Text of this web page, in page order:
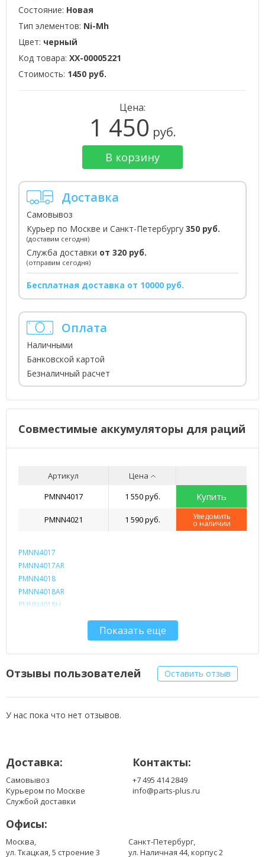
Состояние: Новая
Тип элементов: Ni-Mh
Цвет: черный
Код товара: XX-00005221
Стоимость: 1450 руб.
Цена:
1 450 руб.
В корзину
Доставка
Самовывоз
Курьер по Москве и Санкт-Петербургу 350 руб.
(доставим сегодня)
Служба доставки от 320 руб.
(отправим сегодня)
Бесплатная доставка от 10000 руб.
Оплата
Наличными
Банковской картой
Безналичный расчет
Совместимые аккумуляторы для раций
Артикул
Цена
PMNN4017
1 550 руб. Купить
PMNN4021 1 590 руб. Уведомить
о наличии
PMNN4017
PMNN4017AR
PMNN4018
PMNN4018AR
PMNN4018H
PMNN4021
PMNN4021AR
RB4017U.15M
Показать еще
Отзывы пользователей Оставить отзыв
У нас пока что нет отзывов.
Доставка:
Самовывоз
Курьером по Москве
Службой доставки
Контакты:
+7 495 414 2849
info@parts-plus.ru
Офисы:
Москва,
ул. Ткацкая, 5 строение 3
Санкт-Петербург,
ул. Наличная 44, корпус 2